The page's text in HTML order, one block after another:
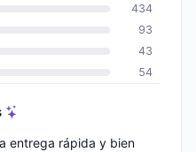
434
93
43
54
entrega rápida y bien